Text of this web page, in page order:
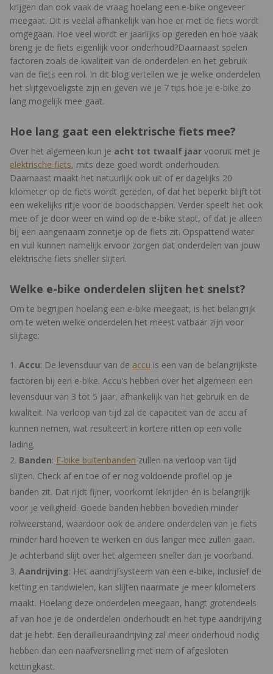
krijgen dan ook vaak de vraag hoelang een e-bike ongeveer
meegaat. Dit is veelal afhankelijk van hoe er met de fiets wordt
omgegaan. Hoe veel wordt er jaarlijks op gereden en hoe vaak
breng je de fiets eigenlijk voor onderhoud?Daarnaast spelen
factoren zoals de kwaliteit van de onderdelen en het gebruik
van de fiets een rol. In dit blog vertellen we je welke onderdelen
het slijtgevoeligste zijn en geven we je 7 tips hoe je e-bike zo
lang mogelijk mee gaat.
Hoe lang gaat een elektrische fiets mee?
Over het algemeen kun je acht tot twaalf jaar vooruit met je
elektrische fiets, mits deze goed wordt onderhouden.
Daarnaast maakt het natuurlijk ook uit of er dagelijks 20
kilometer op de fiets wordt gereden, of dat het beperkt blijft tot
een wekelijks ritje voor de boodschappen. Verder speelt het ook
mee of je door weer en wind op de e-bike stapt, of dat je alleen
bij een aangenaam zonnetje op de fiets zit. Opspattend water
en vuil kunnen namelijk ervoor zorgen dat onderdelen van jouw
elektrische fiets sneller slijten.
Welke e-bike onderdelen slijten het snelst?
Om te begrijpen hoelang een e-bike meegaat, is het belangrijk
om te weten welke onderdelen het meest vatbaar zijn voor
slijtage:
Accu: De levensduur van de accu is een van de belangrijkste
factoren bij een e-bike. Accu's hebben over het algemeen een
levensduur van 3 tot 5 jaar, afhankelijk van het gebruik en de
kwaliteit. Na verloop van tijd zal de capaciteit van de accu af
kunnen nemen, wat resulteert in kortere ritten op een volle
lading.
Banden: E-bike buitenbanden zullen na verloop van tijd
slijten. Check af en toe of er nog voldoende profiel op je
banden zit. Dat rijdt fijner, voorkomt lekrijden én is belangrijk
voor je veiligheid. Goede banden hebben bovedien minder
rolweerstand, waardoor ook de andere onderdelen van je fiets
minder hard hoeven te werken en dus langer mee zullen gaan.
Je achterband slijt over het algemeen sneller dan je voorband.
Aandrijving: Het aandrijfsysteem van een e-bike, inclusief de
ketting en tandwielen, kan slijten naarmate je meer kilometers
maakt. Hoelang deze onderdelen meegaan, hangt grotendeels
af van hoe je de onderdelen onderhoudt en het type aandrijving
dat je hebt. Een derailleuraandrijving zal meer onderhoud nodig
hebben dan een naafversnelling met riem of afgesloten
kettingkast.